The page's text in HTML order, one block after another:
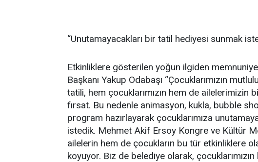
“Unutamayacakları bir tatil hediyesi sunmak
Etkinliklere gösterilen yoğun ilgiden
Başkanı Yakup Odabaşı “Çocuklarımızın
tatili, hem çocuklarımızın hem de
fırsat. Bu nedenle animasyon, kukla, bubble
program hazırlayarak çocuklarımıza
istedik. Mehmet Akif Ersoy Kongre ve Kültür
ailelerin hem de çocukların bu tür etkinliklere
koyuyor. Biz de belediye olarak, çocuklarımızın